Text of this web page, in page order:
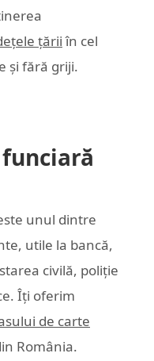
țării în cel
și fără griji.
unul dintre
utile la bancă,
civilă, poliție
Îți oferim
de carte
România.